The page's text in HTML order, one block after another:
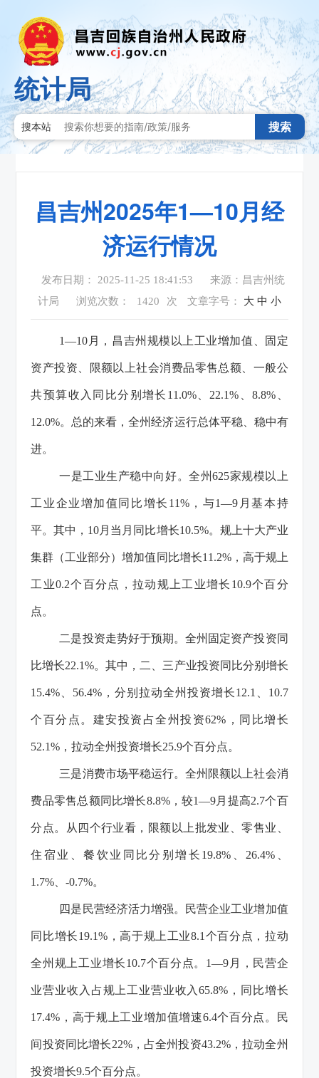
统计局
搜本站 搜索
昌吉州2025年1—10月经
济运行情况
发布日期： 2025-11-25 18:41:53
来源：昌吉州统
计局
浏览次数： 1420 次 文章字号： 大 中 小
1—10月，昌吉州规模以上工业增加值、固定
资产投资、限额以上社会消费品零售总额、一般公
共预算收入同比分别增长11.0%、22.1%、8.8%、
12.0%。总的来看，全州经济运行总体平稳、稳中有
进。
一是工业生产稳中向好。全州625家规模以上
工业企业增加值同比增长11%，与1—9月基本持
平。其中，10月当月同比增长10.5%。规上十大产业
集群（工业部分）增加值同比增长11.2%，高于规上
工业0.2个百分点，拉动规上工业增长10.9个百分
点。
二是投资走势好于预期。全州固定资产投资同
比增长22.1%。其中，二、三产业投资同比分别增长
15.4%、56.4%，分别拉动全州投资增长12.1、10.7
个百分点。建安投资占全州投资62%，同比增长
52.1%，拉动全州投资增长25.9个百分点。
三是消费市场平稳运行。全州限额以上社会消
费品零售总额同比增长8.8%，较1—9月提高2.7个百
分点。从四个行业看，限额以上批发业、零售业、
住宿业、餐饮业同比分别增长19.8%、26.4%、
1.7%、-0.7%。
四是民营经济活力增强。民营企业工业增加值
同比增长19.1%，高于规上工业8.1个百分点，拉动
全州规上工业增长10.7个百分点。1—9月，民营企
业营业收入占规上工业营业收入65.8%，同比增长
17.4%，高于规上工业增加值增速6.4个百分点。民
间投资同比增长22%，占全州投资43.2%，拉动全州
投资增长9.5个百分点。